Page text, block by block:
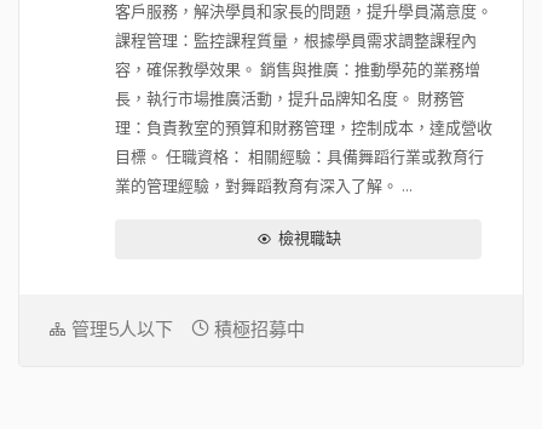
效)，所以通常他們的人進公司 3 年後就
會非常穩定
客戶服務，解決學員和家長的問題，提升學員滿意度。
課程管理：監控課程質量，根據學員需求調整課程內
容，確保教學效果。 銷售與推廣：推動學苑的業務增
長，執行市場推廣活動，提升品牌知名度。 財務管
理：負責教室的預算和財務管理，控制成本，達成營收
目標。 任職資格： 相關經驗：具備舞蹈行業或教育行
業的管理經驗，對舞蹈教育有深入了解。 ...
檢視職缺
管理5人以下 積極招募中